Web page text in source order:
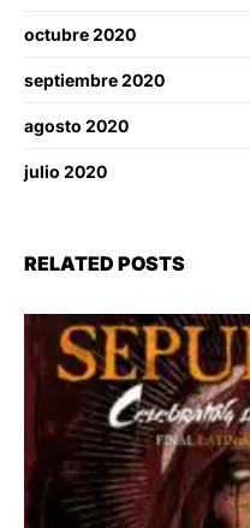
octubre 2020
septiembre 2020
agosto 2020
julio 2020
RELATED POSTS